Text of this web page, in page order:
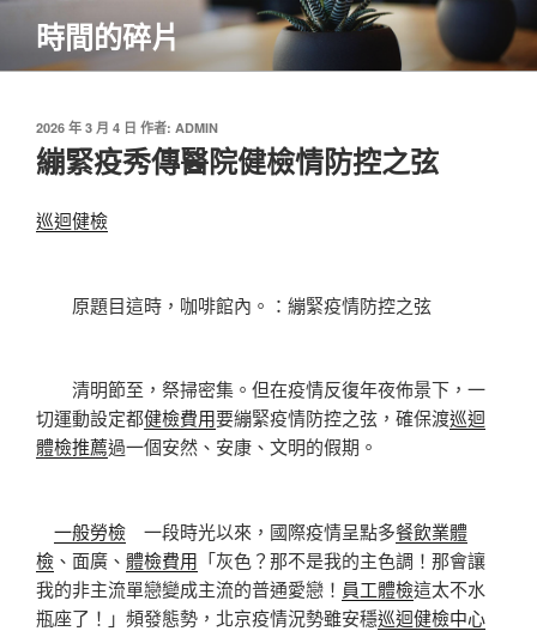
主
時間的碎片
發
佈
於
2026 年 3 月 4 日 作者: ADMIN
繃緊疫秀傳醫院健檢情防控之弦
巡迴健檢
原題目這時，咖啡館內。：繃緊疫情防控之弦
清明節至，祭掃密集。但在疫情反復年夜佈景下，一
切運動設定都健檢費用要繃緊疫情防控之弦，確保渡巡迴
體檢推薦過一個安然、安康、文明的假期。
一般勞檢 一段時光以來，國際疫情呈點多餐飲業體
檢 、面廣、 體檢費用 「灰色？那不是我的主色調！那會讓
我的非主流單戀變成主流的普通愛戀！ 員工體檢這太不水
瓶座了！」頻發態勢，北京疫情況勢雖安穩巡迴健檢中心